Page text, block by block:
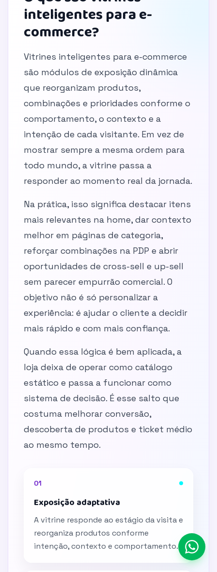
inteligentes para e-
commerce?
Vitrines inteligentes para e-commerce
são módulos de exposição dinâmica
que reorganizam produtos,
combinações e prioridades conforme o
comportamento, o contexto e a
intenção de cada visitante. Em vez de
mostrar sempre a mesma ordem para
todo mundo, a vitrine passa a
responder ao momento real da jornada.
Na prática, isso significa destacar itens
mais relevantes na home, dar contexto
melhor em páginas de categoria,
reforçar combinações na PDP e abrir
oportunidades de cross-sell e up-sell
sem parecer empurrão comercial. O
objetivo não é só personalizar a
experiência: é ajudar o cliente a decidir
mais rápido e com mais confiança.
Quando essa lógica é bem aplicada, a
loja deixa de operar como catálogo
estático e passa a funcionar como
sistema de decisão. É esse salto que
costuma melhorar conversão,
descoberta de produtos e ticket médio
ao mesmo tempo.
01
Exposição adaptativa
A vitrine responde ao estágio da visita e
reorganiza produtos conforme
intenção, contexto e comportamento.